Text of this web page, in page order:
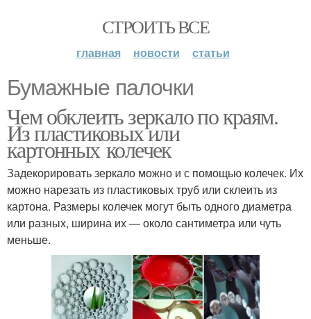
СТРОИТЬ ВСЕ
главная новости статьи
Бумажные палочки
Чем обклеить зеркало по краям.
Из пластиковых или
картонных колечек
Задекорировать зеркало можно и с помощью колечек. Их
можно нарезать из пластиковых труб или склеить из
картона. Размеры колечек могут быть одного диаметра
или разных, ширина их — около сантиметра или чуть
меньше.